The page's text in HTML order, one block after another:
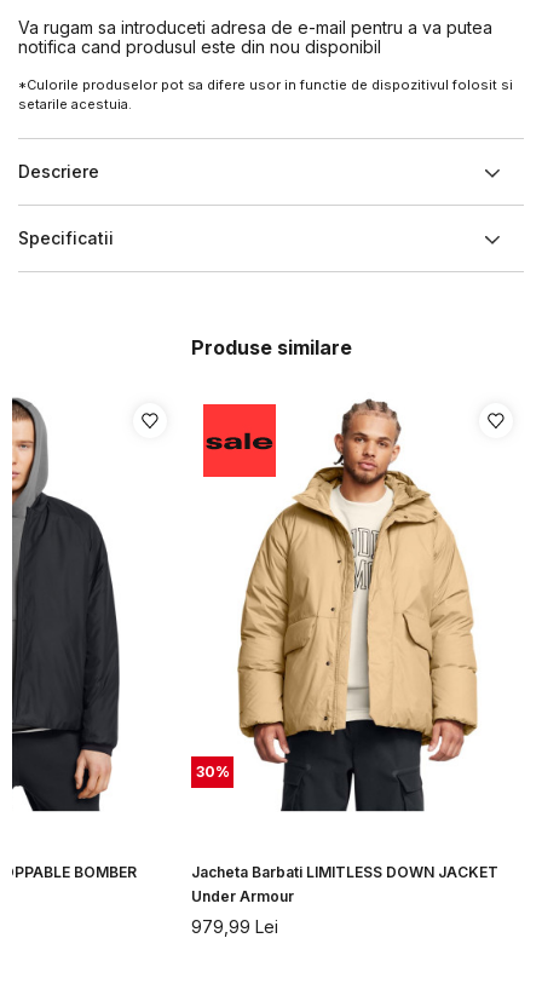
Va rugam sa introduceti adresa de e-mail pentru a va putea
notifica cand produsul este din nou disponibil
*Culorile produselor pot sa difere usor in functie de dispozitivul folosit si
setarile acestuia.
Descriere
Specificatii
Produse similare
BOMBER
30%
Jacheta Barbati LIMITLESS DOWN JACKET
Under Armour
979,99 Lei